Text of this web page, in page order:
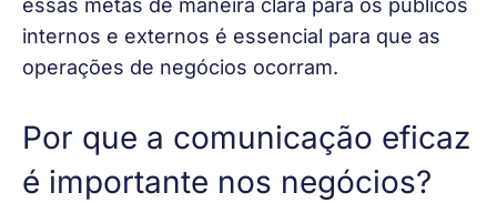
essas metas de maneira clara para os públicos
internos e externos é essencial para que as
operações de negócios ocorram.
Por que a comunicação eficaz
é importante nos negócios?